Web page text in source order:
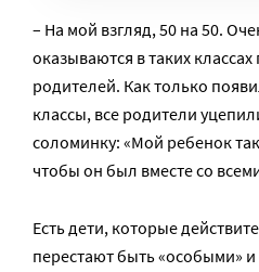
– На мой взгляд, 50 на 50.
оказываются в таких
родителей. Как только
классы, все родители
соломинку: «Мой ребенок
чтобы он был вместе со
Есть дети, которые
перестают быть «особыми»